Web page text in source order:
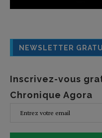
NEWSLETTER
Inscrivez-vous
Chronique Agora